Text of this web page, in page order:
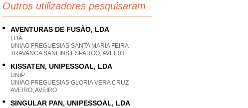
Outros utilizadores pesquisaram
AVENTURAS DE FUSÃO, LDA
LDA
UNIAO FREGUESIAS SANTA MARIA FEIRA
TRAVANCA SANFINS ESPARGO, AVEIRO
KISSATEN, UNIPESSOAL, LDA
UNIP
UNIAO FREGUESIAS GLORIA VERA CRUZ
AVEIRO, AVEIRO
SINGULAR PAN, UNIPESSOAL, LDA